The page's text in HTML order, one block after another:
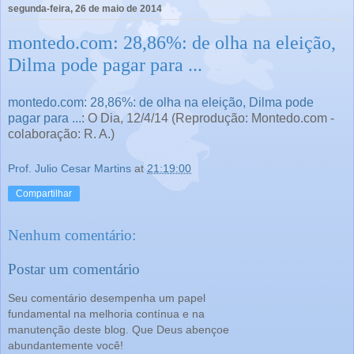
segunda-feira, 26 de maio de 2014
montedo.com: 28,86%: de olha na eleição,
Dilma pode pagar para ...
montedo.com: 28,86%: de olha na eleição, Dilma pode
pagar para ...: O Dia, 12/4/14 (Reprodução: Montedo.com -
colaboração: R. A.)
Prof. Julio Cesar Martins at 21:19:00
Compartilhar
Nenhum comentário:
Postar um comentário
Seu comentário desempenha um papel
fundamental na melhoria contínua e na
manutenção deste blog. Que Deus abençoe
abundantemente você!